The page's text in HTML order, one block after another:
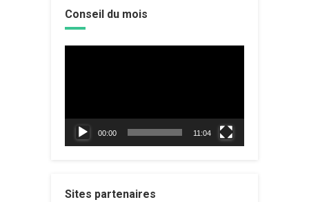
Conseil du mois
00:00 11:04
Sites partenaires